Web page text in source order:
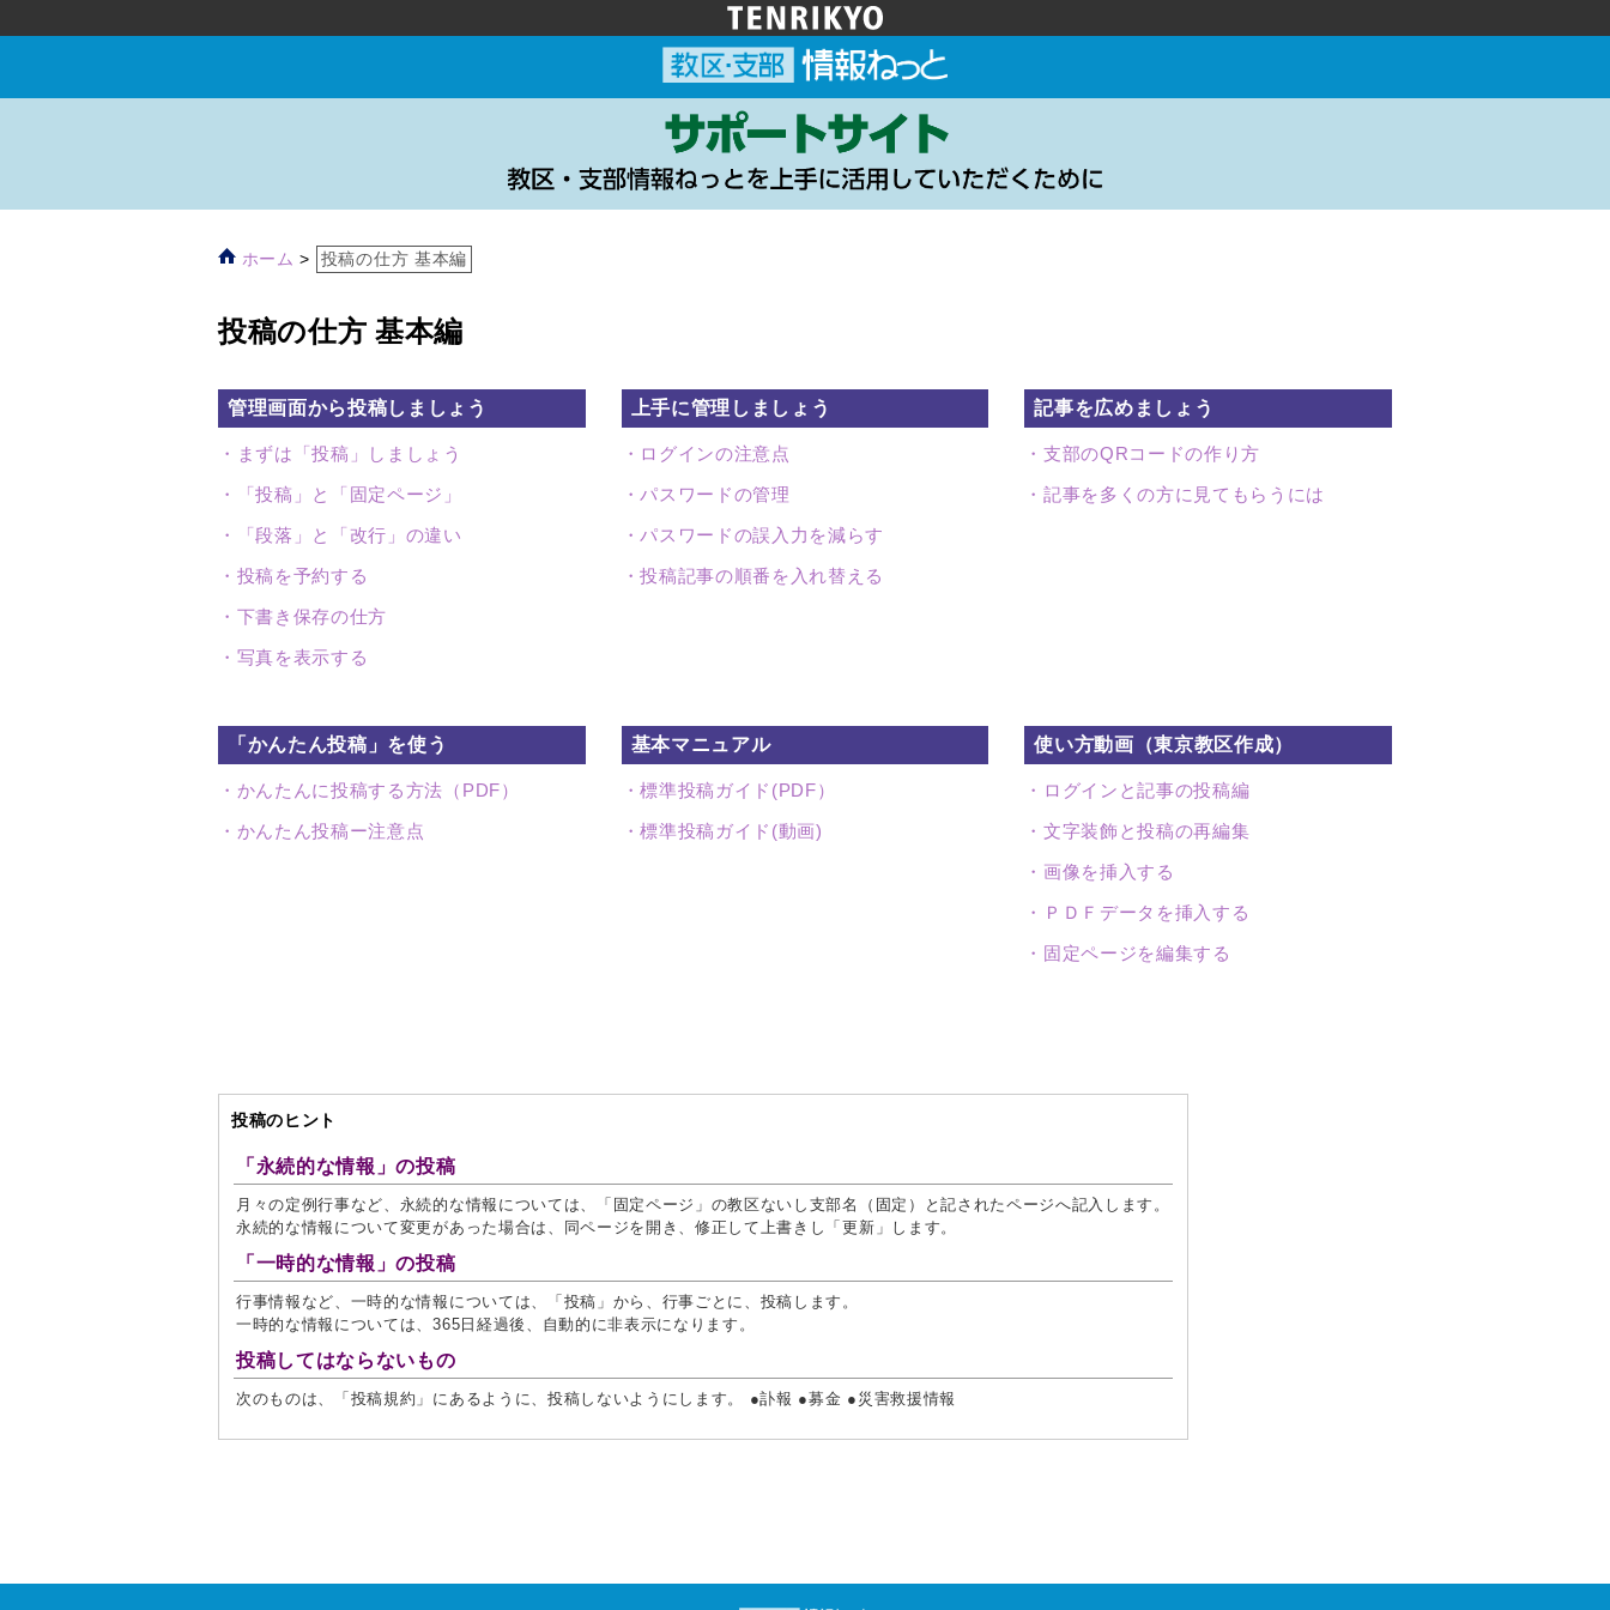
ホーム> 投稿の仕方 基本編
投稿の仕方 基本編
管理画面から投稿しましょう
まずは「投稿」しましょう
「投稿」と「固定ページ」
「段落」と「改行」の違い
投稿を予約する
下書き保存の仕方
写真を表示する
上手に管理しましょう
ログインの注意点
パスワードの管理
パスワードの誤入力を減らす
投稿記事の順番を入れ替える
記事を広めましょう
支部のQRコードの作り方
記事を多くの方に見てもらうには
「かんたん投稿」を使う
かんたんに投稿する方法（PDF）
かんたん投稿ー注意点
基本マニュアル
標準投稿ガイド(PDF）
標準投稿ガイド(動画)
使い方動画（東京教区作成）
ログインと記事の投稿編
文字装飾と投稿の再編集
画像を挿入する
ＰＤＦデータを挿入する
固定ページを編集する
投稿のヒント
「永続的な情報」の投稿
月々の定例行事など、永続的な情報については、「固定ページ」の教区ないし支部名（固定）と記されたページへ記入します。
永続的な情報について変更があった場合は、同ページを開き、修正して上書きし「更新」します。
「一時的な情報」の投稿
行事情報など、一時的な情報については、「投稿」から、行事ごとに、投稿します。
一時的な情報については、365日経過後、自動的に非表示になります。
投稿してはならないもの
次のものは、「投稿規約」にあるように、投稿しないようにします。 ●訃報 ●募金 ●災害救援情報